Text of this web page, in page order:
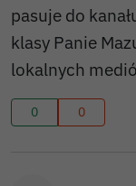
pasuje do
klasy Panie
lokalnych
0 0